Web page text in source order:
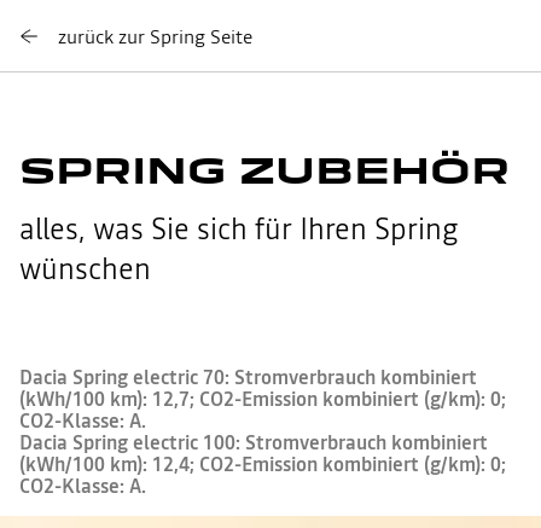
zurück zur Spring Seite
SPRING ZUBEHÖR
alles, was Sie sich für Ihren Spring
wünschen
Dacia Spring electric 70: Stromverbrauch kombiniert
(kWh/100 km): 12,7; CO2-Emission kombiniert (g/km): 0;
CO2-Klasse: A.
Dacia Spring electric 100: Stromverbrauch kombiniert
(kWh/100 km): 12,4; CO2-Emission kombiniert (g/km): 0;
CO2-Klasse: A.